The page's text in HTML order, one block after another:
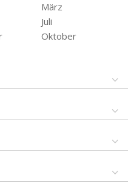
März
Juli
Oktober